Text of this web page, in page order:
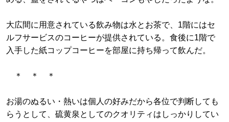
大広間に用意されている飲み物は水とお茶で、1階にはセ
ルフサービスのコーヒーが提供されている。食後に1階で
入手した紙コップコーヒーを部屋に持ち帰って飲んだ。
＊ ＊ ＊
お湯のぬるい・熱いは個人の好みだから各位で判断しても
らうとして、硫黄泉としてのクオリティはしっかりしてい